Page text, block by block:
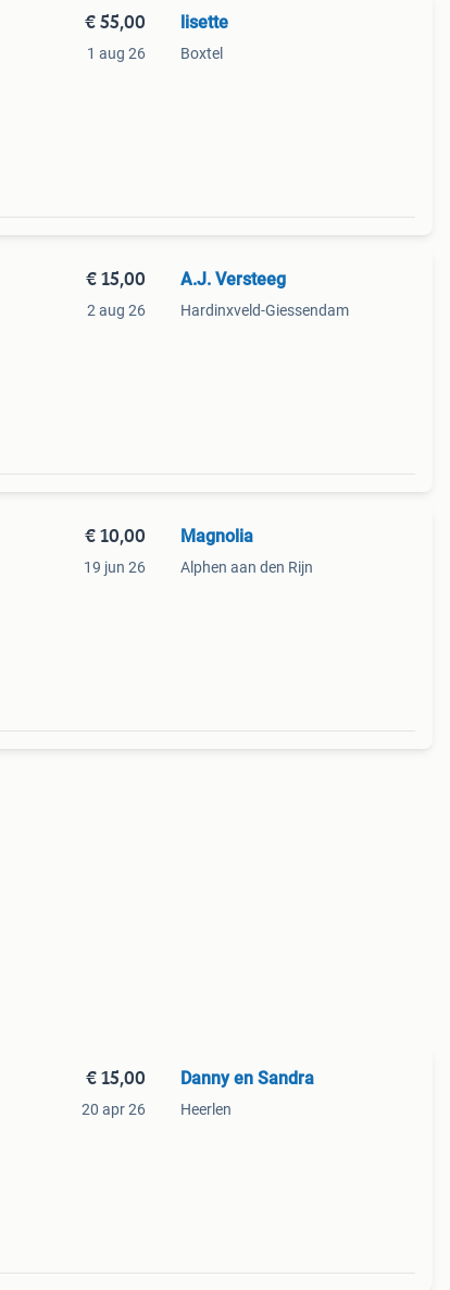
€ 55,00
1 aug 26
lisette
Boxtel
€ 15,00
2 aug 26
A.J. Versteeg
Hardinxveld-Giessendam
€ 10,00
19 jun 26
Magnolia
Alphen aan den Rijn
€ 15,00
20 apr 26
Danny en Sandra
Heerlen